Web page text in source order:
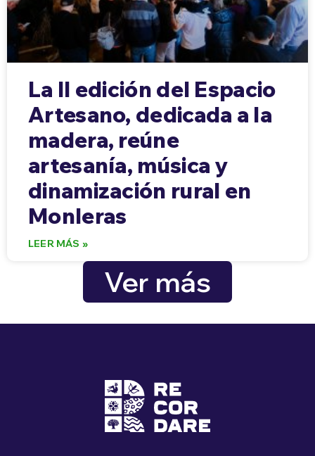
La II edición del Espacio
Artesano, dedicada a la
madera, reúne
artesanía, música y
dinamización rural en
Monleras
LEER MÁS »
Ver más